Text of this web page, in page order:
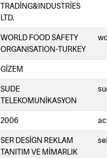
TRADİNG&INDUSTRİES
LTD.
WORLD FOOD SAFETY
ORGANISATION-TURKEY
GİZEM
SUDE
TELEKOMUNİKASYON
2006
SER DESİGN REKLAM
TANITIM VE MİMARLIK